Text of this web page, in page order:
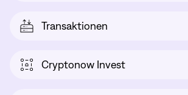
Transaktionen
Cryptonow Invest